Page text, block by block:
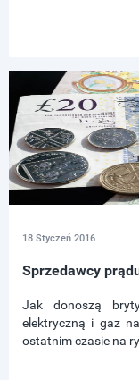
18 Styczeń 2016
Sprzedawcy
Jak donoszą
elektryczną i gaz
ostatnim czasie na